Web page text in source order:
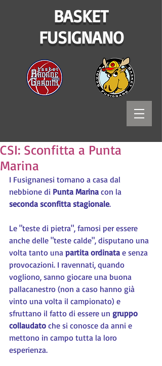
BASKET
FUSIGNANO
CSI: Sconfitta a Punta
Marina
I Fusignanesi tornano a casa dal
nebbione di Punta Marina con la
seconda sconfitta stagionale.
Le "teste di pietra", famosi per essere
anche delle "teste calde", disputano una
volta tanto una partita ordinata e senza
provocazioni. I ravennati, quando
vogliono, sanno giocare una buona
pallacanestro (non a caso hanno già
vinto una volta il campionato) e
sfruttano il fatto di essere un gruppo
collaudato che si conosce da anni e
mettono in campo tutta la loro
esperienza.